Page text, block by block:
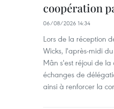
coopération
06/08/2026 14:34
Lors de la réception
Wicks, l'après-midi
Mân s'est réjoui de la
échanges de
ainsi à renforcer la